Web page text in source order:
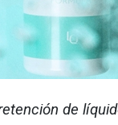
de